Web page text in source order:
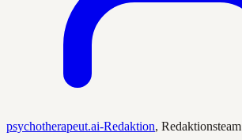
psychotherapeut.ai-Redaktion, Redaktionsteam